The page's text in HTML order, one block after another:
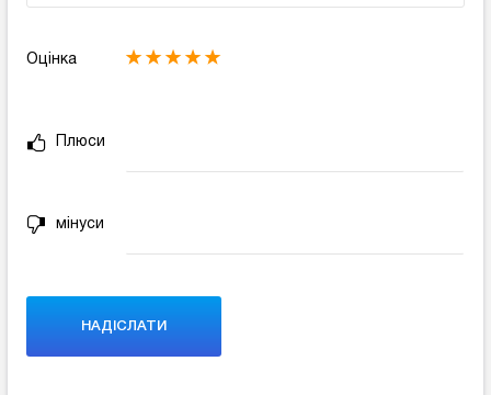
Оцінка
Плюси
мінуси